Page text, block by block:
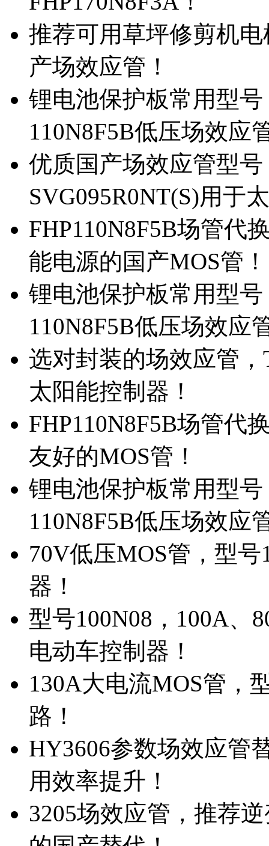
推荐可用草坪修剪机电
产场效应管！
锂电池保护板常用型号
110N8F5B低压场效应
优质国产场效应管型
SVG095R0NT(S)用于
FHP110N8F5B场管代
能电源的国产MOS管！
锂电池保护板常用型
110N8F5B低压场效应
选对封装的场效应管
太阳能控制器！
FHP110N8F5B场管代
友好的MOS管！
锂电池保护板常用型
110N8F5B低压场效应
70V低压MOS管，型
器！
型号100N08，100A、
电动车控制器！
130A大电流MOS管，
路！
HY3606参数场效应管
用效率提升！
3205场效应管，推荐